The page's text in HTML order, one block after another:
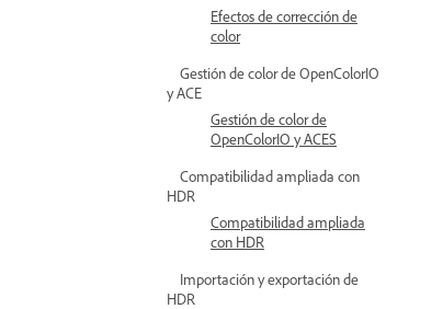
Efectos de corrección de
color
Gestión de color de OpenColorIO
y ACE
Gestión de color de
OpenColorIO y ACES
Compatibilidad ampliada con
HDR
Compatibilidad ampliada
con HDR
Importación y exportación de
HDR